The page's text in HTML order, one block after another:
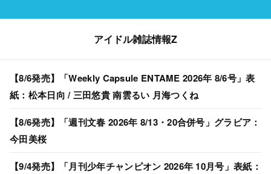
アイドル雑誌情報Z
【8/6発売】「Weekly Capsule ENTAME 2026年 8/6号」表
紙：松本日向 / 三田悠貴 南雲るい 月海つくね
【8/6発売】「週刊文春 2026年 8/13・20合併号」グラビア：
今田美桜
【9/4発売】「月刊少年チャンピオン 2026年 10月号」表紙：